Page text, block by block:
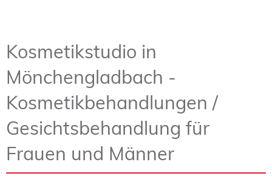
Kosmetikstudio in
Mönchengladbach -
Kosmetikbehandlungen /
Gesichtsbehandlung für
Frauen und Männer